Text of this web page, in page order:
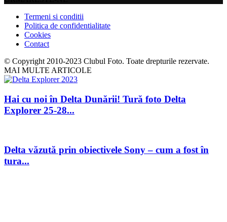
Termeni si conditii
Politica de confidentialitate
Cookies
Contact
© Copyright 2010-2023 Clubul Foto. Toate drepturile rezervate.
MAI MULTE ARTICOLE
Hai cu noi în Delta Dunării! Tură foto Delta
Explorer 25-28...
Delta văzută prin obiectivele Sony – cum a fost în
tura...